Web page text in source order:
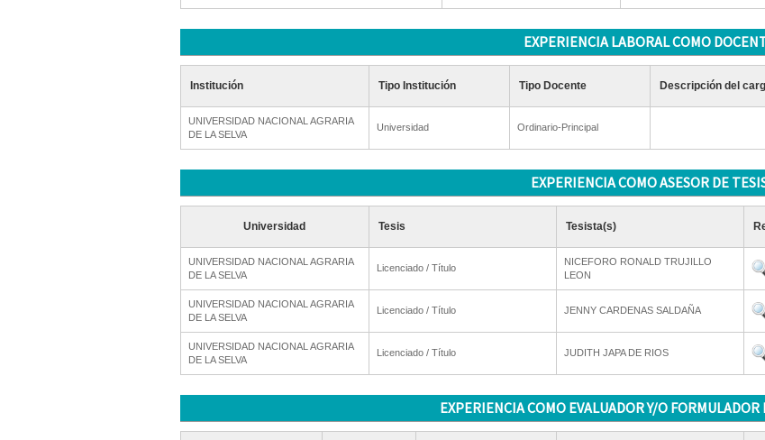
EXPERIENCIA LABORAL COMO
Institución Tipo Institución Tipo Docente Descripción del
UNIVERSIDAD NACIONAL AGRARIA
DE LA SELVA
Universidad Ordinario-Principal
EXPERIENCIA COMO ASESOR DE
Universidad Tesis Tesista(s)
UNIVERSIDAD NACIONAL AGRARIA
DE LA SELVA
Licenciado / Título
NICEFORO RONALD TRUJILLO
LEON
UNIVERSIDAD NACIONAL AGRARIA
DE LA SELVA
Licenciado / Título JENNY CARDENAS SALDAÑA
UNIVERSIDAD NACIONAL AGRARIA
DE LA SELVA
Licenciado / Título JUDITH JAPA DE RIOS
EXPERIENCIA COMO EVALUADOR Y/O FORMULADOR